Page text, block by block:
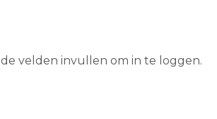
velden invullen om in te loggen.